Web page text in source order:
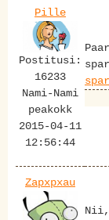
Pille
Postitusi:
16233
Nami-Nami
peakokk
2015-04-11
12:56:44
Zapxpxau
Nii,